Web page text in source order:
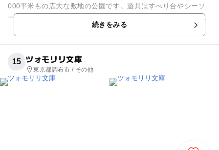
000平米もの広大な敷地の公園です。遊具はすべり台やシーソ
ー、ブランコ、弾んで楽しいスプリング遊具など数種類あり、
続きをみる
15 ツォモリリ文庫
東京都調布市 / その他